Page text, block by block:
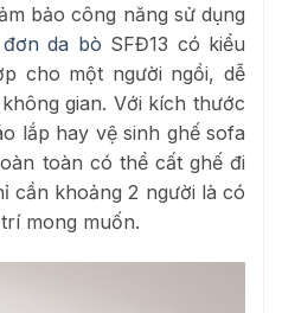
bảo công năng sử dụng
da bò SFĐ13 có kiểu
cho một người ngồi, dễ
gian. Với kích thước
lắp hay vệ sinh ghế sofa
toàn có thể cất ghế đi
cần khoảng 2 người là có
mong muốn.